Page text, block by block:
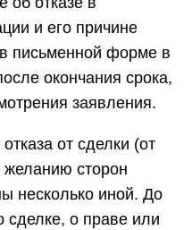
и его причине
письменной форме в
окончания срока,
заявления.
от сделки (от
желанию сторон
несколько иной. До
сделке, о праве или